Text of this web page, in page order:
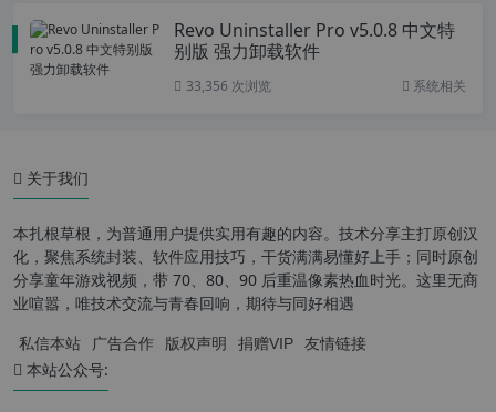
Revo Uninstaller Pro v5.0.8 中文特
别版 强力卸载软件
33,356 次浏览 系统相关
关于我们
本扎根草根，为普通用户提供实用有趣的内容。技术分享主打原创汉
化，聚焦系统封装、软件应用技巧，干货满满易懂好上手；同时原创
分享童年游戏视频，带 70、80、90 后重温像素热血时光。这里无商
业喧嚣，唯技术交流与青春回响，期待与同好相遇
私信本站 广告合作 版权声明 捐赠VIP 友情链接
本站公众号: